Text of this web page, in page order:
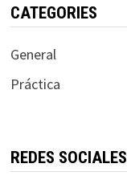
CATEGORIES
General
Práctica
REDES SOCIALES